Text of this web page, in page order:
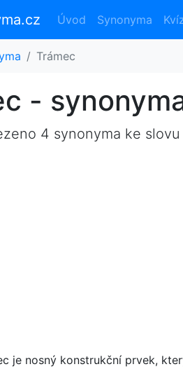
Úvod Synonyma
Trámec
-
4 synonyma ke slovu
je nosný konstrukční prvek,